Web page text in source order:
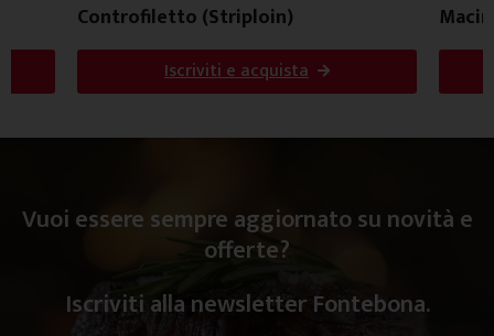
Controfiletto (Striploin)
Iscriviti e acquista
Vuoi essere sempre aggiornato su novità e
offerte?
Iscriviti alla newsletter Fontebona.